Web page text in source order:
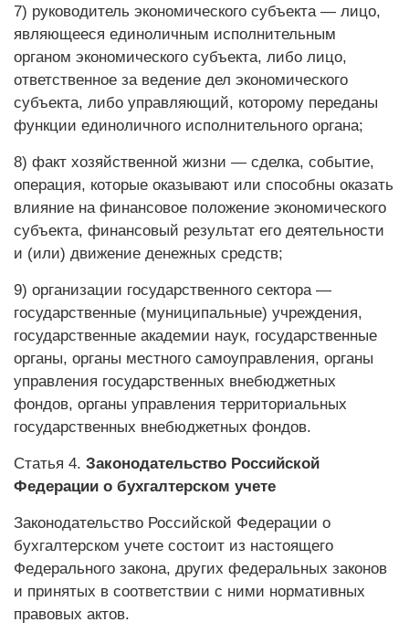
7) руководитель экономического субъекта — лицо,
являющееся единоличным исполнительным
органом экономического субъекта, либо лицо,
ответственное за ведение дел экономического
субъекта, либо управляющий, которому переданы
функции единоличного исполнительного органа;
8) факт хозяйственной жизни — сделка, событие,
операция, которые оказывают или способны оказать
влияние на финансовое положение экономического
субъекта, финансовый результат его деятельности
и (или) движение денежных средств;
9) организации государственного сектора —
государственные (муниципальные) учреждения,
государственные академии наук, государственные
органы, органы местного самоуправления, органы
управления государственных внебюджетных
фондов, органы управления территориальных
государственных внебюджетных фондов.
Статья 4. Законодательство Российской
Федерации о бухгалтерском учете
Законодательство Российской Федерации о
бухгалтерском учете состоит из настоящего
Федерального закона, других федеральных законов
и принятых в соответствии с ними нормативных
правовых актов.